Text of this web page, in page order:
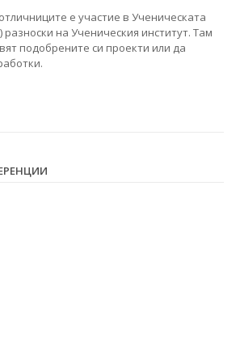
е участие в Ученическата
разноски на Ученическия институт. Там
подобрените си проекти или да